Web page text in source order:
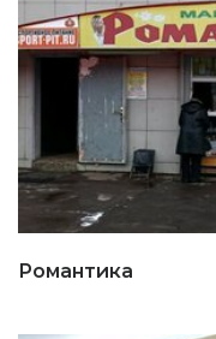
Романтика